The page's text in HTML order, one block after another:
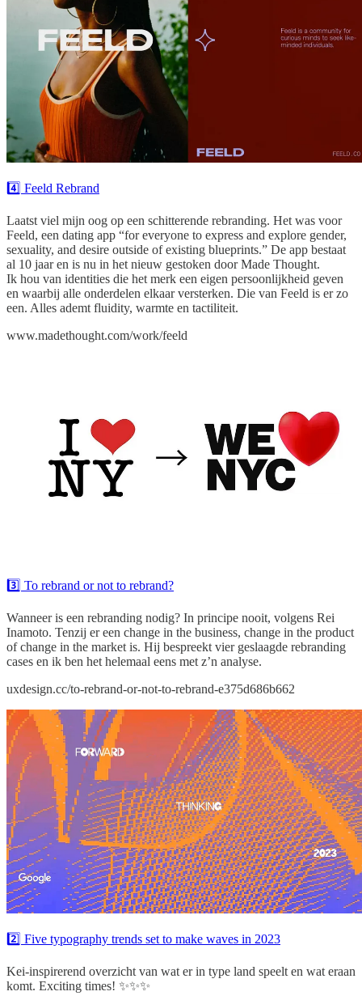
4️⃣ Feeld Rebrand
Laatst viel mijn oog op een schitterende rebranding. Het was voor
Feeld, een dating app “for everyone to express and explore gender,
sexuality, and desire outside of existing blueprints.” De app bestaat
al 10 jaar en is nu in het nieuw gestoken door Made Thought.
Ik hou van identities die het merk een eigen persoonlijkheid geven
en waarbij alle onderdelen elkaar versterken. Die van Feeld is er zo
een. Alles ademt fluidity, warmte en tactiliteit.
www.madethought.com/work/feeld
3️⃣ To rebrand or not to rebrand?
Wanneer is een rebranding nodig? In principe nooit, volgens Rei
Inamoto. Tenzij er een change in the business, change in the product
of change in the market is. Hij bespreekt vier geslaagde rebranding
cases en ik ben het helemaal eens met z’n analyse.
uxdesign.cc/to-rebrand-or-not-to-rebrand-e375d686b662
2️⃣ Five typography trends set to make waves in 2023
Kei-inspirerend overzicht van wat er in type land speelt en wat eraan
komt. Exciting times! ✨✨✨